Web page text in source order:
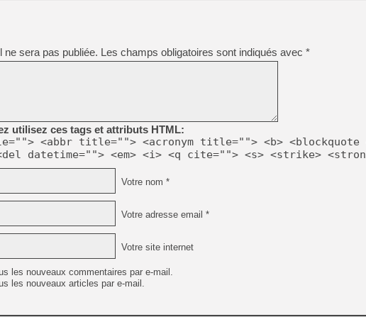
[GK] No More Room in
[GK] Un chatbot Atelier
[GK] Mémoire cash -
[GK] Nvidia : le prix des
[GK] Suikoden Star Leap
[Mo5] La mini borne
ne sera pas publiée. Les champs obligatoires sont indiqués avec *
utilisez ces tags et attributs HTML:
<abbr title=""> <acronym title=""> <b> <blockquote
datetime=""> <em> <i> <q cite=""> <s> <strike>
Votre nom *
Votre adresse email *
Votre site internet
les nouveaux commentaires par e-mail.
les nouveaux articles par e-mail.